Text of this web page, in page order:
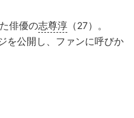
俳優の志尊淳 （27）。
を公開し、ファンに呼びか